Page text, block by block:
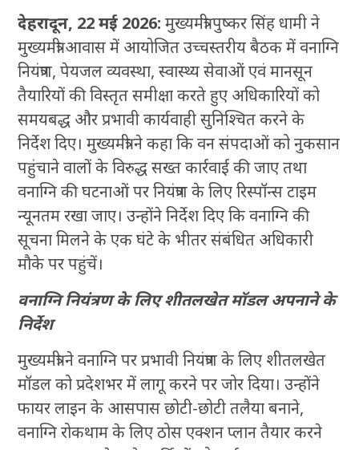
देहरादून, 22 मई 2026: मुख्यमंत्री पुष्कर सिंह धामी ने
मुख्यमंत्री आवास में आयोजित उच्चस्तरीय बैठक में वनाग्नि
नियंत्रण, पेयजल व्यवस्था, स्वास्थ्य सेवाओं एवं मानसून
तैयारियों की विस्तृत समीक्षा करते हुए अधिकारियों को
समयबद्ध और प्रभावी कार्यवाही सुनिश्चित करने के
निर्देश दिए। मुख्यमंत्री ने कहा कि वन संपदाओं को नुकसान
पहुंचाने वालों के विरुद्ध सख्त कार्रवाई की जाए तथा
वनाग्नि की घटनाओं पर नियंत्रण के लिए रिस्पॉन्स टाइम
न्यूनतम रखा जाए। उन्होंने निर्देश दिए कि वनाग्नि की
सूचना मिलने के एक घंटे के भीतर संबंधित अधिकारी
मौके पर पहुंचें।
वनाग्नि नियंत्रण के लिए शीतलखेत मॉडल अपनाने के
निर्देश
मुख्यमंत्री ने वनाग्नि पर प्रभावी नियंत्रण के लिए शीतलखेत
मॉडल को प्रदेशभर में लागू करने पर जोर दिया। उन्होंने
फायर लाइन के आसपास छोटी-छोटी तलैया बनाने,
वनाग्नि रोकथाम के लिए ठोस एक्शन प्लान तैयार करने